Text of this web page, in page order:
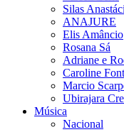
Silas
ANAJURE
Elis Amâncio
Rosana Sá
Adriane e
Caroline
Marcio
Ubirajara
Música
Nacional